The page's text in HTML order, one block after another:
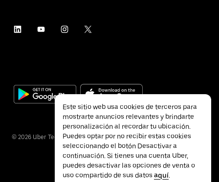
© 2026 Uber Technologies Inc.
Este sitio web usa cookies de terceros para
mostrarte anuncios relevantes y brindarte
personalización al recordar tu ubicación.
Puedes optar por no recibir estas cookies
seleccionando el botón Desactivar a
continuación. Si tienes una cuenta Uber,
puedes desactivar las opciones de venta o
uso compartido de sus datos aquí.